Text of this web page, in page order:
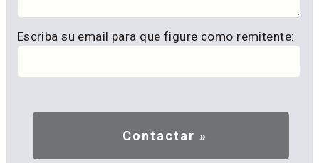
Escriba su email para que figure como remitente: